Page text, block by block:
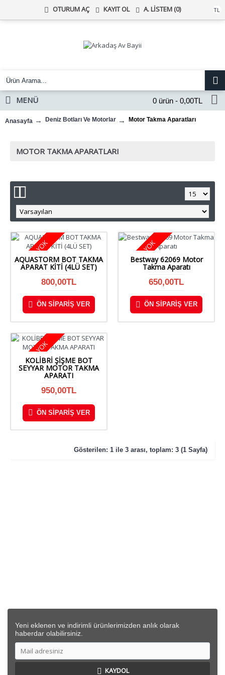
TL
OTURUM AÇ KAYIT OL A. LISTEM (0)
0 ürün - 0,00TL
MENÜ
Anasayfa Deniz Botları Ve Motorlar Motor Takma Aparatları
MOTOR TAKMA APARATLARI
STOKTA YOK
AQUASTORM BOT TAKMA
APARAT KİTİ (4LÜ SET)
800,00TL
ÖN SIPARIŞ VER
STOKTA YOK
Bestway 62069 Motor
Takma Aparatı
650,00TL
ÖN SIPARIŞ VER
STOKTA YOK
KOLİBRİ ŞİŞME BOT
SEYYAR MOTOR TAKMA
APARATI
950,00TL
ÖN SIPARIŞ VER
Gösterilen: 1 ile 3 arası, toplam: 3 (1 Sayfa)
Yeni eklenen ve indirimli ürünlerimizden anlık olarak
haberdar olabilirsiniz.
KAYDOL